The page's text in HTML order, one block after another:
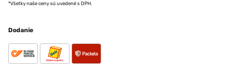
*Všetky naše ceny sú uvedené s DPH.
Dodanie